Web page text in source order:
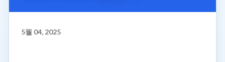
5월 04, 2025